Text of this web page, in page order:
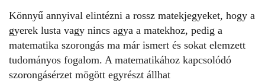
Könnyű annyival elintézni a rossz matekjegyeket, hogy a
gyerek lusta vagy nincs agya a matekhoz, pedig a
matematika szorongás ma már ismert és sokat elemzett
tudományos fogalom. A matematikához kapcsolódó
szorongásérzet mögött egyrészt állhat